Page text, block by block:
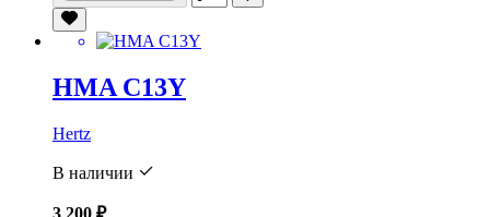
HMA C13Y
Hertz
В наличии
3 200 ₽